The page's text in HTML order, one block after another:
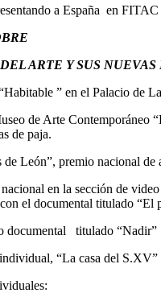
a España en FITAC
ARTE Y SUS NUEVAS
” en el Palacio de
de Arte Contemporáneo
de paja.
León”, premio nacional
en la sección de
el documental titulado “El
documental titulado “Nadir”
“La casa del S.XV”